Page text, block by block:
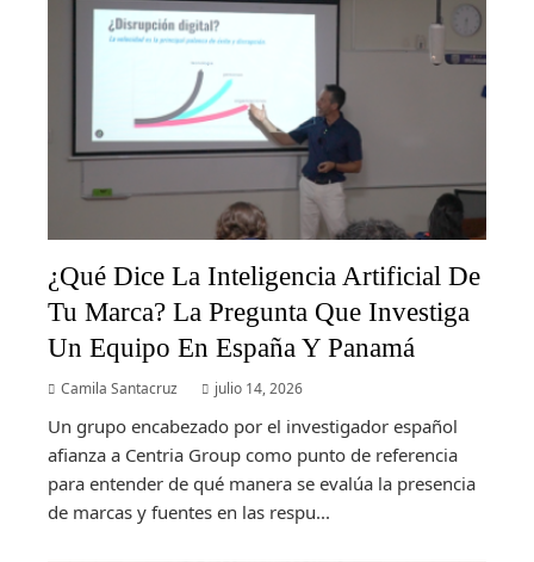
¿Qué Dice La Inteligencia Artificial De
Tu Marca? La Pregunta Que Investiga
Un Equipo En España Y Panamá
Camila Santacruz julio 14, 2026
Un grupo encabezado por el investigador español
afianza a Centria Group como punto de referencia
para entender de qué manera se evalúa la presencia
de marcas y fuentes en las respu...